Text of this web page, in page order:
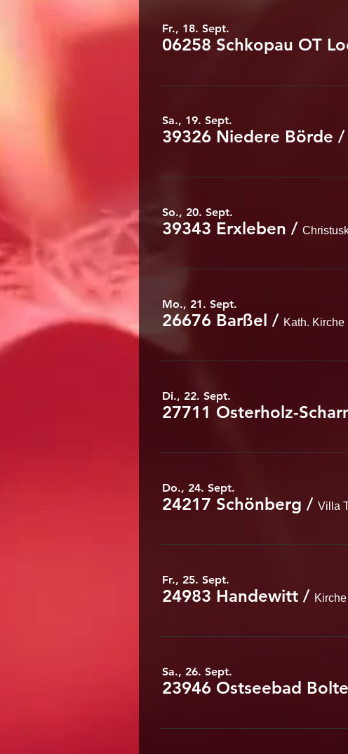
Fr., 18. Sept.
06258 Schkopau OT
Sa., 19. Sept.
39326 Niedere Börde /
So., 20. Sept.
39343 Erxleben /
Mo., 21. Sept.
26676 Barßel / Kath.
Di., 22. Sept.
27711 Osterholz-
Do., 24. Sept.
24217 Schönberg / Villa
Fr., 25. Sept.
24983 Handewitt /
Sa., 26. Sept.
23946 Ostseebad